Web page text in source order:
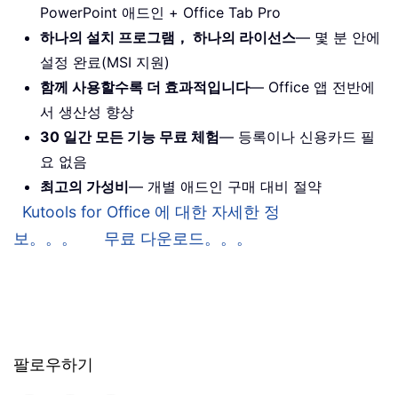
PowerPoint 애드인 + Office Tab Pro
하나의 설치 프로그램， 하나의 라이선스— 몇 분 안에
설정 완료(MSI 지원)
함께 사용할수록 더 효과적입니다— Office 앱 전반에
서 생산성 향상
30 일간 모든 기능 무료 체험— 등록이나 신용카드 필
요 없음
최고의 가성비— 개별 애드인 구매 대비 절약
Kutools for Office 에 대한 자세한 정
보。。。
무료 다운로드。。。
팔로우하기